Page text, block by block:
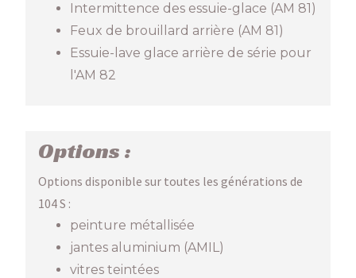
Intermittence des essuie-glace (AM 81)
Feux de brouillard arrière (AM 81)
Essuie-lave glace arrière de série pour
l'AM 82
Options :
Options disponible sur toutes les générations de
104 S :
peinture métallisée
jantes aluminium (AMIL)
vitres teintées